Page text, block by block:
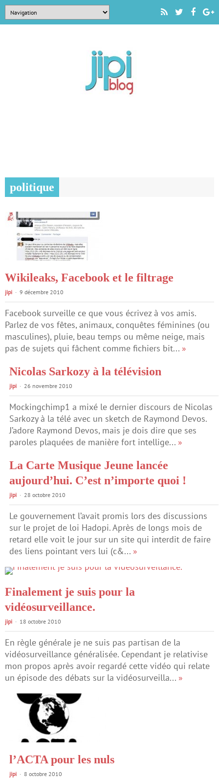
politique
Wikileaks, Facebook et le filtrage
jipi 9 décembre 2010
Facebook surveille ce que vous écrivez à vos amis.
Parlez de vos fêtes, animaux, conquêtes féminines (ou
masculines), pluie, beau temps ou même neige, mais
pas de sujets qui fâchent comme fichiers bit... »
Nicolas Sarkozy à la télévision
jipi 26 novembre 2010
Mockingchimp1 a mixé le dernier discours de Nicolas
Sarkozy à la télé avec un sketch de Raymond Devos.
J’adore Raymond Devos, mais je dois dire que ses
paroles plaquées de manière fort intellige... »
La Carte Musique Jeune lancée
aujourd’hui. C’est n’importe quoi !
jipi 28 octobre 2010
Le gouvernement l’avait promis lors des discussions
sur le projet de loi Hadopi. Après de longs mois de
retard elle voit le jour sur un site qui interdit de faire
des liens pointant vers lui (c&... »
Finalement je suis pour la
vidéosurveillance.
jipi 18 octobre 2010
En règle générale je ne suis pas partisan de la
vidéosurveillance généralisée. Cependant je relativise
mon propos après avoir regardé cette vidéo qui relate
un épisode des débats sur la vidéosurveilla... »
l’ACTA pour les nuls
jipi 8 octobre 2010